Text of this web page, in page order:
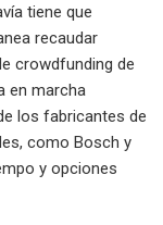
tiene que
recaudar
crowdfunding de
en marcha
los fabricantes de
como Bosch y
y opciones